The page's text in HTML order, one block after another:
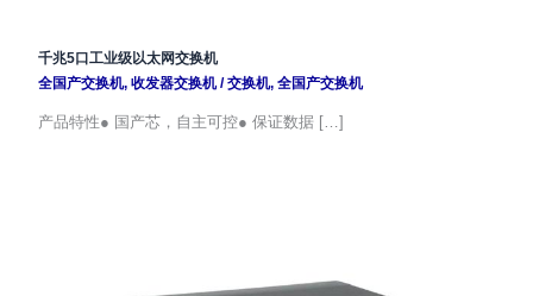
千兆5口工业级以太网交换机
全国产交换机, 收发器交换机/交换机, 全国产交换机
产品特性● 国产芯，自主可控● 保证数据 […]